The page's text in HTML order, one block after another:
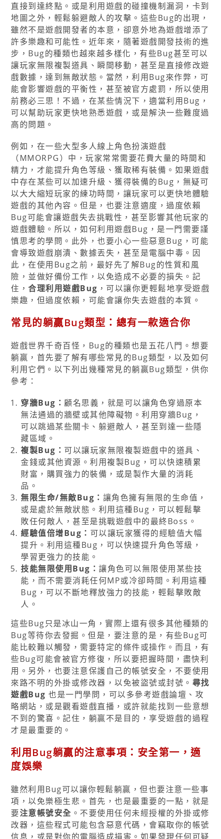
直接到達終點。或是利用遊戲的碰撞機制漏洞，卡到
地圖之外，輕鬆躲避敵人的攻擊。這些Bug的出現，
雖然不是遊戲開發者的本意，卻意外地為遊戲增添了
許多樂趣和可能性。近年來，隨著遊戲開發技術的進
步，Bug的種類也越來越多樣化，有些Bug甚至可以
讓玩家無限複製道具、瞬間移動，甚至是直接修改遊
戲數據，達到無敵狀態。當然，利用Bug來作弊，可
能會影響遊戲的平衡性，甚至被官方處罰，所以使用
前務必三思！不過，在某些情況下，適當利用Bug，
可以幫助玩家更快地熟悉遊戲，或是解決一些難度過
高的問題。
例如，在一些大型多人線上角色扮演遊戲
（MMORPG）中，玩家常常需要花費大量的時間和
精力，才能提升角色等級、獲取稀有裝備。如果遊戲
中存在某些可以加速升級、獲得裝備的Bug，無疑可
以大大縮短玩家的練功時間，讓玩家可以更快地體驗
遊戲的其他內容。但是，也要注意適度，過度依賴
Bug可能會讓遊戲失去挑戰性，甚至影響其他玩家的
遊戲體驗。所以，如何利用遊戲Bug，是一門需要謹
慎思考的學問。此外，也要小心一些惡意Bug，可能
會導致遊戲崩潰、數據丟失，甚至是電腦中毒。因
此，在使用Bug之前，最好先了解Bug的性質和風
險，並做好備份工作，以免造成不必要的損失。記
住，合理利用遊戲Bug ，可以讓你更輕鬆地享受遊戲
樂趣，但過度依賴，可能會讓你失去遊戲的本質。
常見的躺贏Bug類型：總有一款適合你
遊戲世界千奇百怪，Bug的種類也是五花八門。想要
躺贏，首先要了解有哪些常見的Bug類型，以及如何
利用它們。以下列出幾種常見的躺贏Bug類型，供你
參考：
穿牆Bug： 顧名思義，就是可以讓角色穿過原本
無法通過的牆壁或其他障礙物。利用穿牆Bug，
可以跳過某些關卡、躲避敵人，甚至到達一些隱
藏區域。
複製Bug： 可以讓玩家無限複製遊戲中的道具、
金錢或其他資源。利用複製Bug，可以快速積累
財富，購買強力的裝備，或是製作大量的消耗
品。
無限生命/無敵Bug： 讓角色擁有無限的生命值，
或是處於無敵狀態。利用這種Bug，可以輕鬆擊
敗任何敵人，甚至是挑戰遊戲中的最終Boss。
經驗值倍增Bug： 可以讓玩家獲得的經驗值大幅
提升。利用這種Bug，可以快速提升角色等級，
學習更強力的技能。
技能無限使用Bug：讓角色可以無限使用某些技
能，而不需要消耗任何MP或冷卻時間。利用這種
Bug，可以不斷地釋放強力的技能，輕鬆擊敗敵
人。
這些Bug只是冰山一角，實際上還有很多其他種類的
Bug等待你去發掘。但是，要注意的是，有些Bug可
能比較難以觸發，需要特定的條件或操作。而且，有
些Bug可能會被官方修復，所以要把握時間，盡快利
用。另外，也要注意保護自己的帳號安全，不要使用
來路不明的外掛或修改器，以免被盜號或封號。 尋找
遊戲Bug 也是一門學問，可以多參考遊戲論壇、攻
略網站，或是觀看遊戲直播，或許就能找到一些意想
不到的驚喜。記住，躺贏不是目的，享受遊戲的過程
才是最重要的。
利用Bug躺贏的注意事項：安全第一，適
度娛樂
雖然利用Bug可以讓你輕鬆躺贏，但也要注意一些事
項，以免樂極生悲。首先，也是最重要的一點，就是
要注意帳號安全 。不要使用任何未經授權的外掛或修
改器，這些程式可能包含惡意代碼，會竊取你的帳號
信息，或是對你的電腦造成損害。如果發現任何可疑